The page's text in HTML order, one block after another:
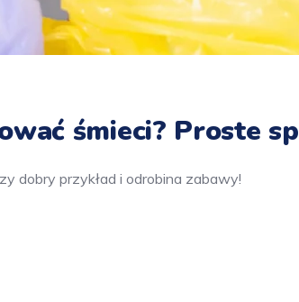
śmieci? Proste
dobry przykład i odrobina zabawy!